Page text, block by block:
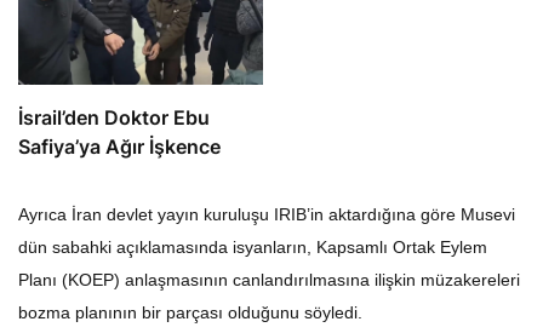
İsrail’den Doktor Ebu
Safiya’ya Ağır İşkence
Ayrıca İran devlet yayın kuruluşu IRIB’in aktardığına göre Musevi
dün sabahki açıklamasında isyanların, Kapsamlı Ortak Eylem
Planı (KOEP) anlaşmasının canlandırılmasına ilişkin müzakereleri
bozma planının bir parçası olduğunu söyledi.